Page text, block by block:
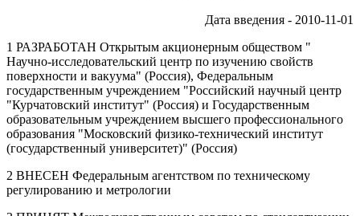
Дата введения - 2010-11-01
1 РАЗРАБОТАН Открытым акционерным обществом "
Научно-исследовательский центр по изучению свойств
поверхности и вакуума" (Россия), Федеральным
государственным учреждением "Российский научный центр
"Курчатовский институт" (Россия) и Государственным
образовательным учреждением высшего профессионального
образования "Московский физико-технический институт
(государственный университет)" (Россия)
2 ВНЕСЕН Федеральным агентством по техническому
регулированию и метрологии